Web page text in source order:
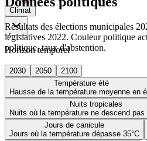
Climat
Horizon temporel
2030 2050
2100
Température été
Hausse de la température moyenne en
Nuits tropicales
Nuits où la température ne descend pas
Jours de canicule
Jours où la température dépasse 35°C
Résultats des élections municipales
législatives 2022. Couleur politique
politique, taux d'abstention.